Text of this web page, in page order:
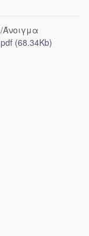
Άνοιγμα
(68.34Kb)